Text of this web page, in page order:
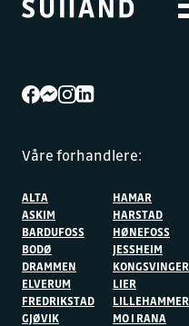
Våre forhandlere:
ALTA
ASKIM
BARDUFOSS
BODØ
DRAMMEN
ELVERUM
FREDRIKSTAD
GJØVIK
HAMAR
HARSTAD
HØNEFOSS
JESSHEIM
KONGSVINGER
LIER
LILLEHAMMER
MO I RANA